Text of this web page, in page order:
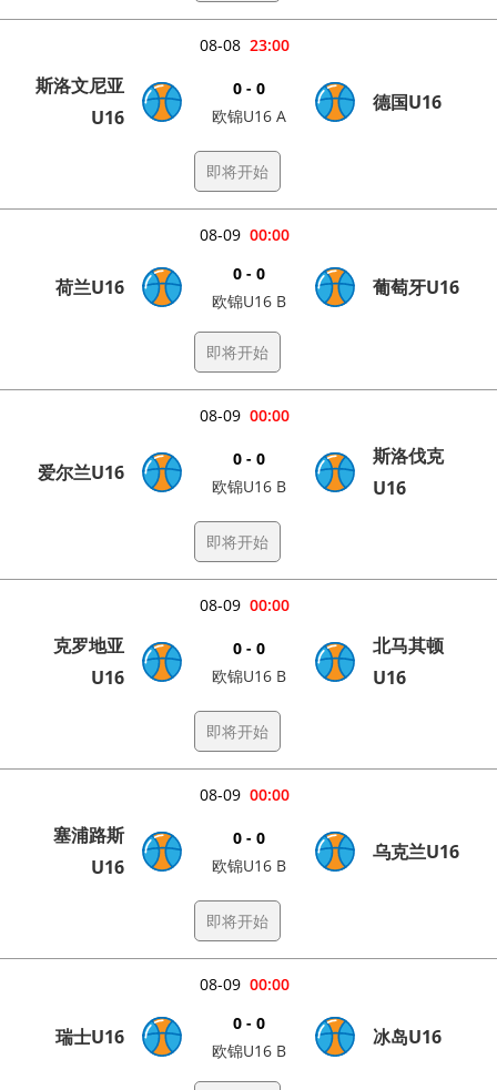
23:00
08-08
斯洛文尼亚
U16
0 - 0
欧锦U16 A
德国U16
即将开始
00:00
08-09
荷兰U16
0 - 0
欧锦U16 B
葡萄牙U16
即将开始
00:00
08-09
爱尔兰U16
0 - 0
欧锦U16 B
斯洛伐克
U16
即将开始
00:00
08-09
克罗地亚
U16
0 - 0
欧锦U16 B
北马其顿
U16
即将开始
00:00
08-09
塞浦路斯
U16
0 - 0
欧锦U16 B
乌克兰U16
即将开始
00:00
08-09
瑞士U16
0 - 0
欧锦U16 B
冰岛U16